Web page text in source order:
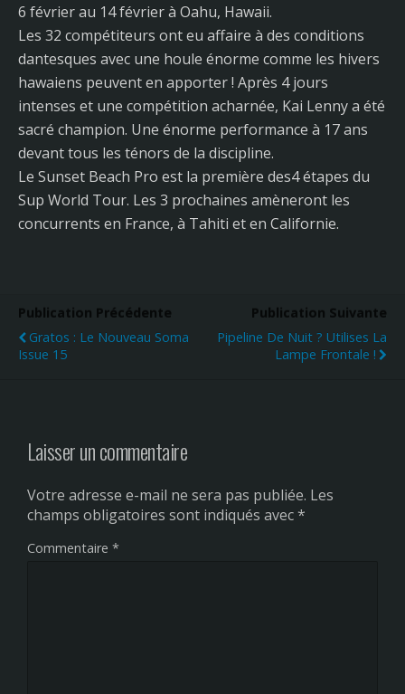
6 février au 14 février à Oahu, Hawaii.
Les 32 compétiteurs ont eu affaire à des conditions
dantesques avec une houle énorme comme les hivers
hawaiens peuvent en apporter ! Après 4 jours
intenses et une compétition acharnée, Kai Lenny a été
sacré champion. Une énorme performance à 17 ans
devant tous les ténors de la discipline.
Le Sunset Beach Pro est la première des4 étapes du
Sup World Tour. Les 3 prochaines amèneront les
concurrents en France, à Tahiti et en Californie.
Publication Précédente
Gratos : Le Nouveau Soma
Issue 15
Publication Suivante
Pipeline De Nuit ? Utilises La
Lampe Frontale !
Laisser un commentaire
Votre adresse e-mail ne sera pas publiée. Les
champs obligatoires sont indiqués avec*
Commentaire *